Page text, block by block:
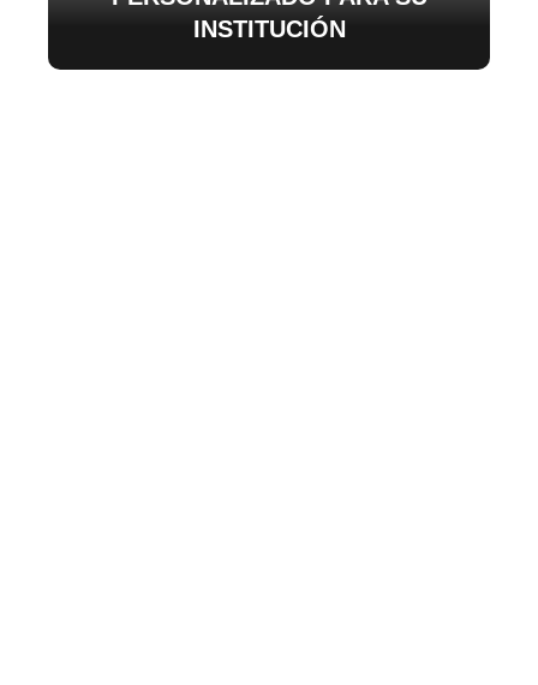
INSTITUCIÓN